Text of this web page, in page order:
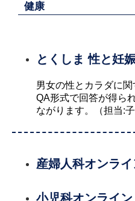
健康
とくしま 性と妊
男女の性とカラダに関
QA形式で回答が得ら
ながります。（担当:子
産婦人科オンライ
小児科オンライン